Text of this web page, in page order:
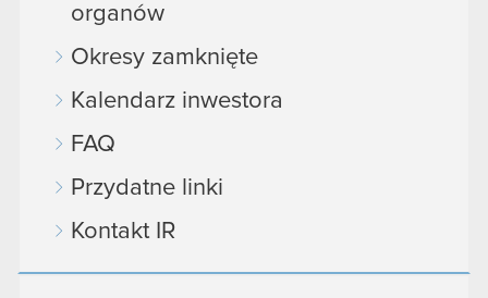
organów
Okresy zamknięte
Kalendarz inwestora
FAQ
Przydatne linki
Kontakt IR